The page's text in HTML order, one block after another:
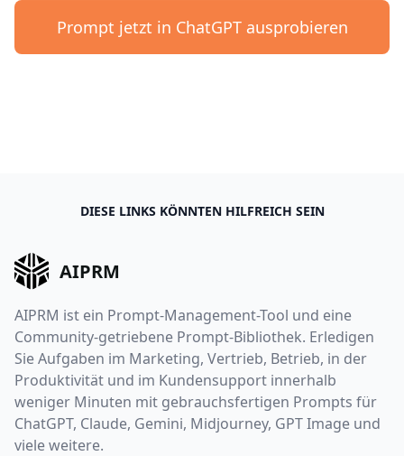
Prompt jetzt in ChatGPT ausprobieren
DIESE LINKS KÖNNTEN HILFREICH SEIN
AIPRM
AIPRM ist ein Prompt-Management-Tool und eine
Community-getriebene Prompt-Bibliothek. Erledigen
Sie Aufgaben im Marketing, Vertrieb, Betrieb, in der
Produktivität und im Kundensupport innerhalb
weniger Minuten mit gebrauchsfertigen Prompts für
ChatGPT, Claude, Gemini, Midjourney, GPT Image und
viele weitere.